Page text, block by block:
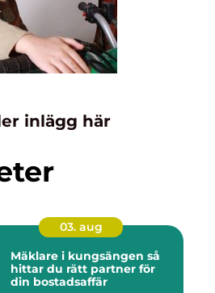
inlägg här
03. aug
Mäklare i kungsängen så
hittar du rätt partner för
din bostadsaffär